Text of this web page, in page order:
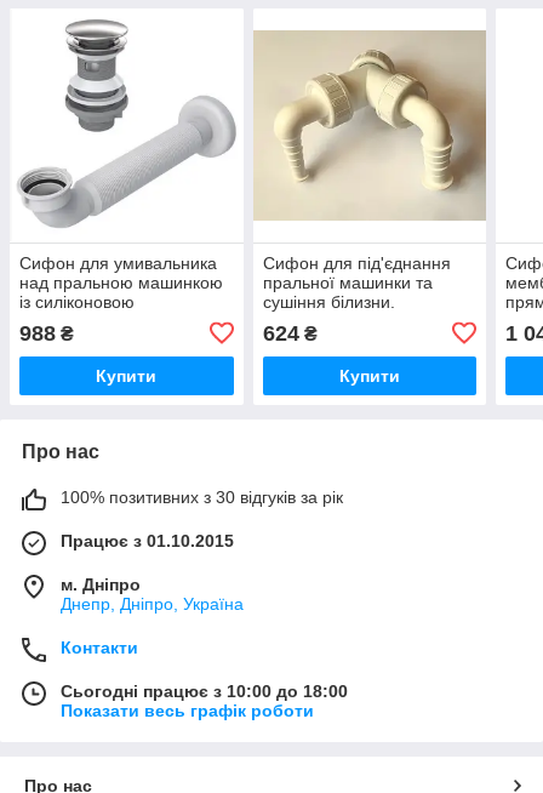
Сифон для умивальника
над пральною машинкою
із силіконовою
переливом.
988 ₴
Купити
Сифон для під'єднання
пральної машинки та
сушіння білизни.
624₴
Купити
1
Про нас
100% позитивних з 30 відгуків за рік
Працює з 01.10.2015
м. Дніпро
Днепр, Дніпро, Україна
Контакти
Сьогодні працює з 10:00 до 18:00
Показати весь графік роботи
Про нас